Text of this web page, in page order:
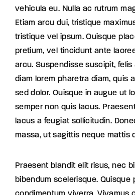
vehicula eu. Nulla ac rutrum
Etiam arcu dui, tristique
tristique vel ipsum. Quisque
pretium, vel tincidunt ante
arcu. Suspendisse suscipit,
diam lorem pharetra diam, quis
sed dolor. Quisque in augue ut
semper non quis lacus.
lacus a feugiat sollicitudin.
massa, ut sagittis neque mattis
Praesent blandit elit risus, nec
bibendum scelerisque. Quisque